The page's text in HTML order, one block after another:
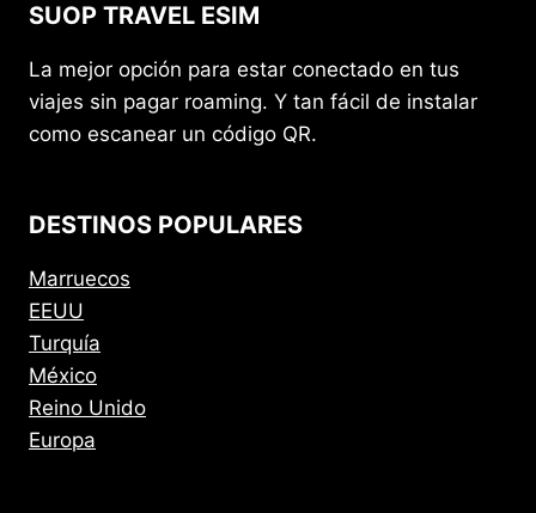
SUOP TRAVEL ESIM
La mejor opción para estar conectado en tus
viajes sin pagar roaming. Y tan fácil de instalar
como escanear un código QR.
DESTINOS POPULARES
Marruecos
EEUU
Turquía
México
Reino Unido
Europa